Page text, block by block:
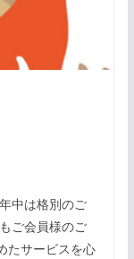
中は格別のご
ご会員様のご
たサービスを心